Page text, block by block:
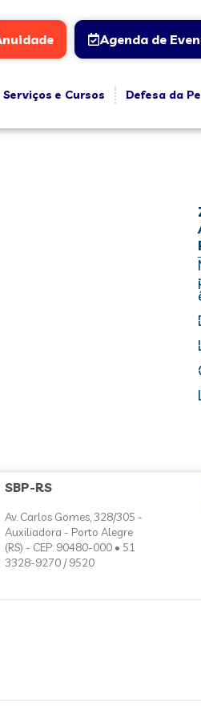
Agenda de
Serviços e Cursos
Defesa da
SBP-RS
Av. Carlos Gomes, 328/305 -
Auxiliadora - Porto Alegre
(RS) - CEP: 90480-000 • 51
3328-9270 / 9520